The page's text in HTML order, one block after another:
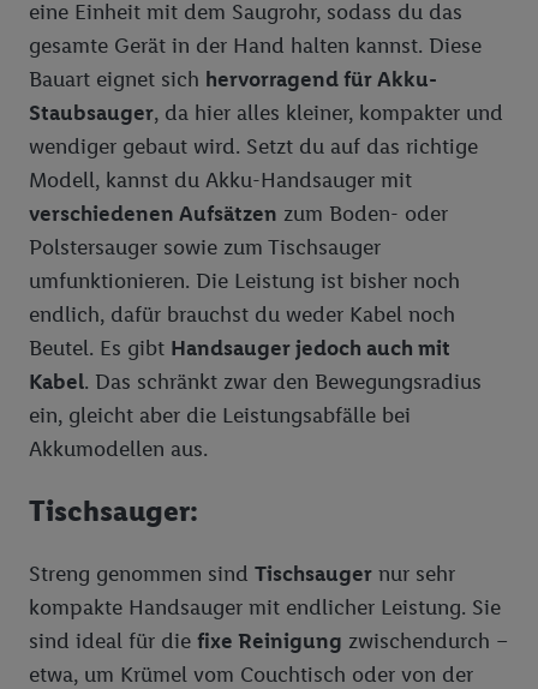
eine Einheit mit dem Saugrohr, sodass du das
gesamte Gerät in der Hand halten kannst. Diese
Bauart eignet sich hervorragend für Akku-
Staubsauger, da hier alles kleiner, kompakter und
wendiger gebaut wird. Setzt du auf das richtige
Modell, kannst du Akku-Handsauger mit
verschiedenen Aufsätzen zum Boden- oder
Polstersauger sowie zum Tischsauger
umfunktionieren. Die Leistung ist bisher noch
endlich, dafür brauchst du weder Kabel noch
Beutel. Es gibt Handsauger jedoch auch mit
Kabel. Das schränkt zwar den Bewegungsradius
ein, gleicht aber die Leistungsabfälle bei
Akkumodellen aus.
Tischsauger:
Streng genommen sind Tischsauger nur sehr
kompakte Handsauger mit endlicher Leistung. Sie
sind ideal für die fixe Reinigung zwischendurch –
etwa, um Krümel vom Couchtisch oder von der